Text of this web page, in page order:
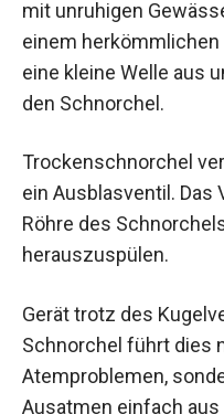
mit unruhigen
einem
eine kleine Welle aus
den Schnorchel.
Trockenschnorchel
ein Ausblasventil. Das
Röhre des
herauszuspülen.
Gerät trotz des
Schnorchel führt dies
Atemproblemen,
Ausatmen einfach